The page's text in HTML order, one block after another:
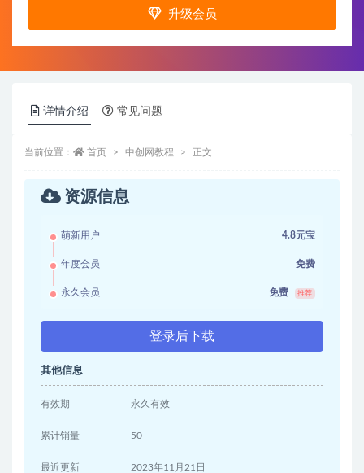
升级会员
详情介绍 常见问题
当前位置： 首页 中创网教程 正文
资源信息
萌新用户 4.8元宝
年度会员 免费
永久会员 免费 推荐
登录后下载
其他信息
有效期 永久有效
累计销量 50
最近更新 2023年11月21日